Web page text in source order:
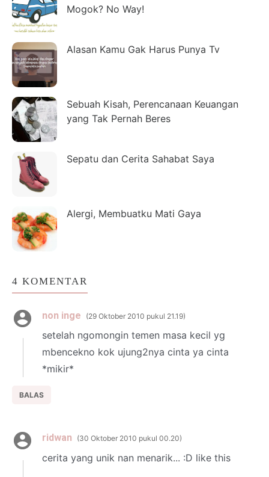
Mogok? No Way!
Alasan Kamu Gak Harus Punya Tv
Sebuah Kisah, Perencanaan Keuangan
yang Tak Pernah Beres
Sepatu dan Cerita Sahabat Saya
Alergi, Membuatku Mati Gaya
4 KOMENTAR
non inge 29 Oktober 2010 pukul 21.19
setelah ngomongin temen masa kecil yg
mbencekno kok ujung2nya cinta ya cinta
*mikir*
BALAS
ridwan 30 Oktober 2010 pukul 00.20
cerita yang unik nan menarik... :D like this